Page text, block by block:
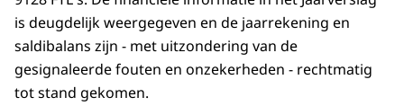
is deugdelijk weergegeven en de jaarrekening en
saldibalans zijn - met uitzondering van de
gesignaleerde fouten en onzekerheden - rechtmatig
tot stand gekomen.